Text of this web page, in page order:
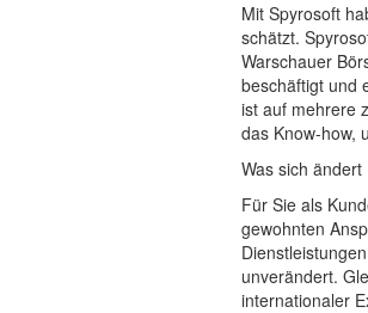
Mit Spyrosoft
schätzt.
Warschauer
beschäftigt und
ist auf mehrere
das Know-how,
Was sich ändert
Für Sie als
gewohnten
unverändert.
internationaler